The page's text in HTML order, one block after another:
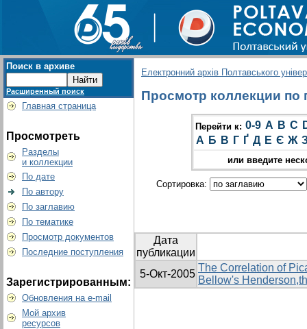
Поиск в архиве
Расширенный поиск
Главная страница
Просмотреть
Разделы
и коллекции
По дате
По автору
По заглавию
По тематике
Просмотр документов
Последние поступления
Зарегистрированным:
Обновления на e-mail
Мой архив
ресурсов
Електронний архів Полтавського
Просмотр коллекции по
Перейти к: 0-9 A B C
А Б В Г Ґ Д Е Є Ж
или введите
Сортировка:
Дата
публикации
5-Окт-2005
The Correlation of
Bellow's